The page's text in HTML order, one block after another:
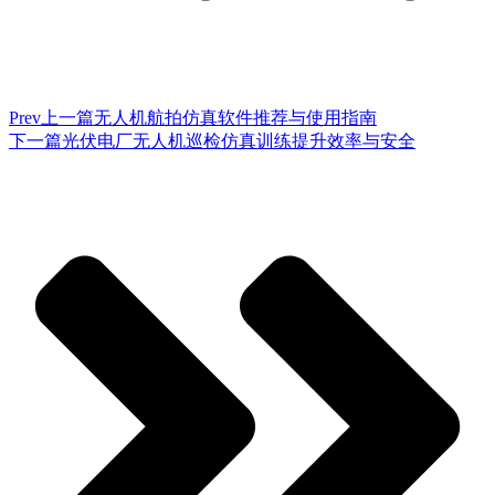
Prev 上一篇无人机航拍仿真软件推荐与使用指南
下一篇光伏电厂无人机巡检仿真训练提升效率与安全